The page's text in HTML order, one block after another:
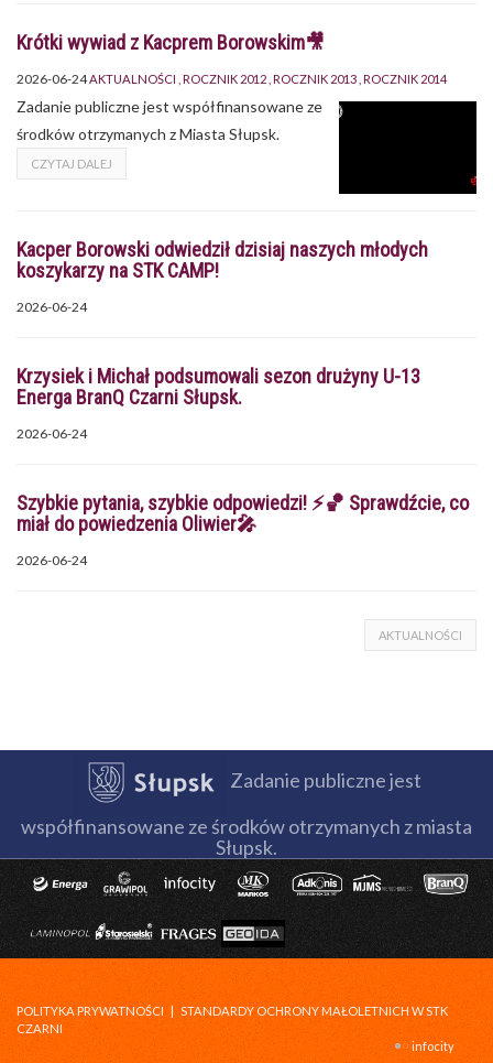
Krótki wywiad z Kacprem Borowskim🎥
2026-06-24AKTUALNOŚCI ROCZNIK 2012 ROCZNIK 2013 ROCZNIK 2014
Zadanie publiczne jest współfinansowane ze
środków otrzymanych z Miasta Słupsk.
CZYTAJ DALEJ
Kacper Borowski odwiedził dzisiaj naszych młodych
koszykarzy na STK CAMP!
2026-06-24
Krzysiek i Michał podsumowali sezon drużyny U-13
Energa BranQ Czarni Słupsk.
2026-06-24
Szybkie pytania, szybkie odpowiedzi! ⚡🏀 Sprawdźcie, co
miał do powiedzenia Oliwier🎤
2026-06-24
AKTUALNOŚCI
Zadanie publiczne jest
współfinansowane ze środków otrzymanych z miasta
Słupsk.
POLITYKA PRYWATNOŚCI | STANDARDY OCHRONY MAŁOLETNICH W STK
CZARNI
infocity